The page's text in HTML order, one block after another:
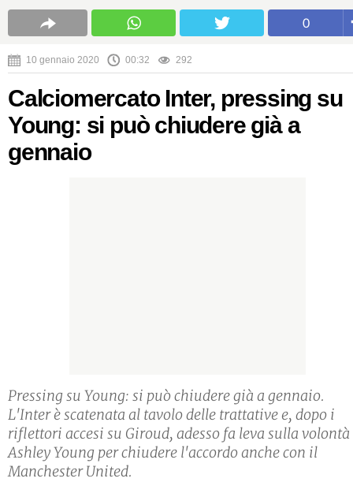
0
10 gennaio 2020 00:32 292
Calciomercato Inter, pressing su
Young: si può chiudere già a
gennaio
Pressing su Young: si può chiudere già a gennaio.
L'Inter è scatenata al tavolo delle trattative e, dopo i
riflettori accesi su Giroud, adesso fa leva sulla
Ashley Young per chiudere l'accordo anche con il
Manchester United.